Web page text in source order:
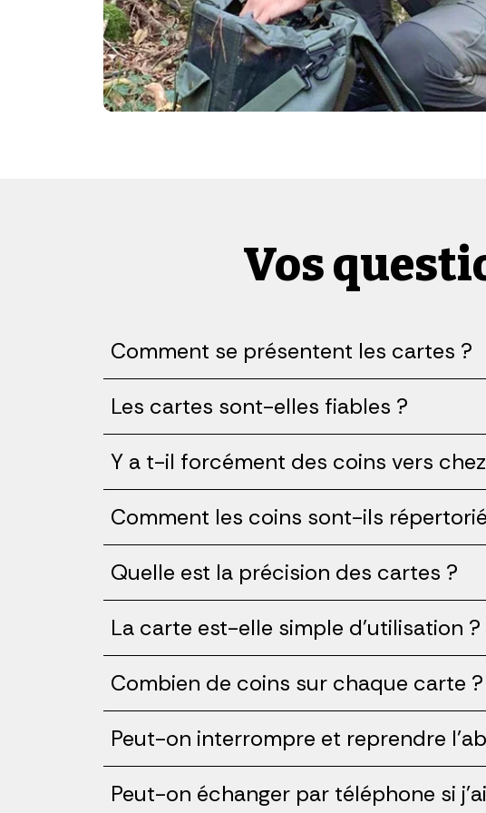
Vos
Comment se présentent les cartes ?
Les cartes sont-elles fiables ?
Y a t-il forcément des coins vers
Comment les coins sont-ils
Quelle est la précision des cartes ?
La carte est-elle simple d'utilisation ?
Combien de coins sur chaque carte ?
Peut-on interrompre et reprendre
Peut-on échanger par téléphone si